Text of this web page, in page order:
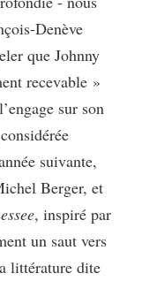
Denève
que Johnny
recevable »
sur son
suivante,
Berger, et
, inspiré par
un saut vers
littérature dite